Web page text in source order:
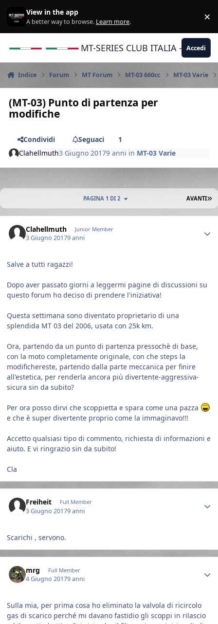
View in the app
A better way to browse. Learn more. ×
MT-SERIES CLUB ITALIA -Accedi
Indice Forum MT Forum MT-03 660cc MT-03 Varie
(MT-03) Punto di partenza per
modifiche
Condividi Seguaci
1
Clahellmuth3 Giugno 20179 anni in MT-03 Varie
AVANTI
PAGINA 1 DI 2
Clahellmuth Junior Member
3 Giugno 20179 anni
Salve a tutti ragazzi!
Dopo aver passato giorni a leggermi pagine di discussioni su
questo forum ho deciso di prendere l'iniziativa!
Questa settimana sono diventato proprietario di una
splendida MT 03 del 2006, usata con 25k km.
Ora, partendo da un punto di partenza pressochè di base,
con la moto completamente originale, con che steps la
modifichereste, partendo dalla parte meccanica per finire
all'estetica, per renderla ancora più divertente-aggressiva-
sicura sin da subito?
Per ora posso dirvi che scoppietta e spara come una pazza
e che è super divertente proprio come la immaginavo!!!
Accetto qualsiasi tipo di commento, richiesta di informazioni e
aiuto. E vi ringrazio sin da subito!
Cla
Freiheit Full Member
3 Giugno 20179 anni
Scarichi , servono.
mrg Full Member
4 Giugno 20179 anni
Sulla mia, per prima cosa ho eliminato la valvola di ricircolo
gas di scarico perché mi davano fastidio gli scoppi in rilascio